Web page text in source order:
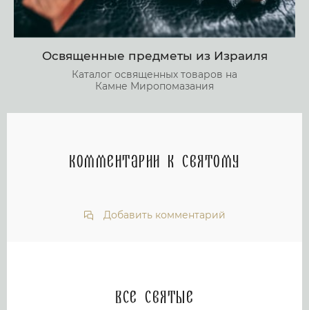
Освященные предметы из Израиля
Каталог освященных товаров на
Камне Миропомазания
Комментарии к святому
Добавить комментарий
Все святые